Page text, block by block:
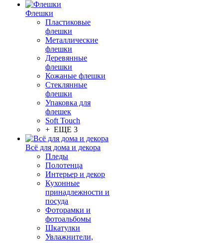
Флешки
Пластиковые
флешки
Металлические
флешки
Деревянные
флешки
Кожаные флешки
Стеклянные
флешки
Упаковка для
флешек
Soft Touch
+ ЕЩЕ 3
Всё для дома и декора
Пледы
Полотенца
Интерьер и декор
Кухонные
принадлежности и
посуда
Фоторамки и
фотоальбомы
Шкатулки
Увлажнители,